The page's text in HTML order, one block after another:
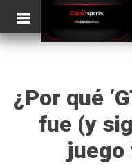
content
ClaroSports
Más Claro que nunca
¿Por qué
fue (y
juego